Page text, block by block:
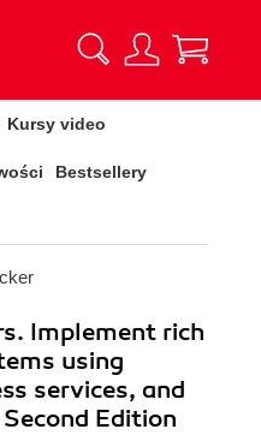
Kursy video
Bestsellery
Implement rich
using
services, and
Edition